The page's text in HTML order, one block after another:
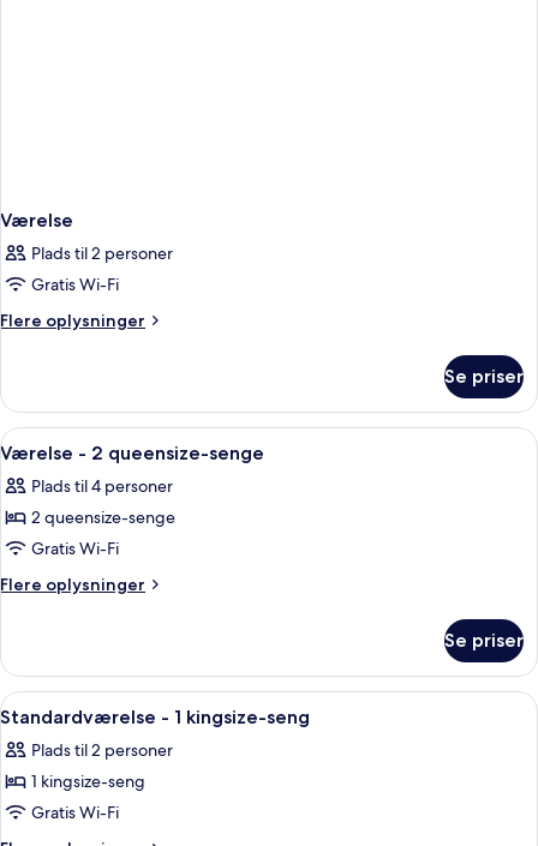
Værelse
Plads til 2 personer
Gratis Wi-Fi
Flere oplysninger
Flere
Se priser
Indlæs
alle
billeder
af
Værelse
-
senge
Et hotelværelse med to senge, et
4
Værelse - 2 queensize-senge
Plads til 4 personer
2 queensize-senge
Gratis Wi-Fi
Flere oplysninger
Flere
-
queensize-
Se priser
Indlæs
alle
billeder
af
Standardværelse
Et pænt og ryddeligt soveværelse
4
Standardværelse - 1 kingsize-seng
Plads til 2 personer
1 kingsize-seng
Gratis Wi-Fi